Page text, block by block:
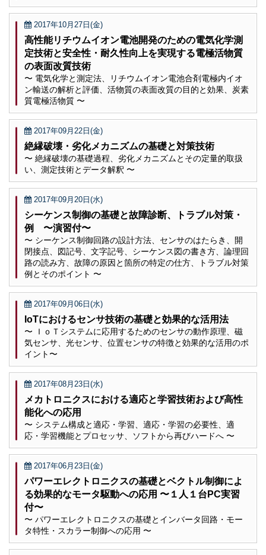
2017年10月27日(金)
高性能リチウムイオン電池開発のための電気化学測
定技術と安全性・耐久性向上を実現する電極活物質
の表面改質技術
〜 電気化学と測定法、リチウムイオン電池合剤電極内イオ
ン輸送の解析と評価、活物質の表面改質の目的と効果、炭素
質電極活物質 〜
2017年09月22日(金)
絶縁破壊・劣化メカニズムの基礎と対策技術
〜 絶縁破壊の基礎過程、劣化メカニズムとその定量的取扱
い、測定技術とデータ解釈 〜
2017年09月20日(水)
シーケンス制御の基礎と故障診断、トラブル対策・
例 〜演習付〜
〜 シーケンス制御回路の設計方法、センサのはたらき、開
閉接点、図記号、文字記号、シーケンス図の書き方、論理回
路の読み方、故障の原因と箇所の特定の仕方、トラブル対策
例とそのポイント 〜
2017年09月06日(水)
IoTにおけるセンサ技術の基礎と効果的な活用法
〜 ＩｏＴシステムに応用するためのセンサの動作原理、磁
気センサ、光センサ、位置センサの特徴と効果的な活用のポ
イント〜
2017年08月23日(水)
メカトロニクスにおける適応と学習技術および高性
能化への応用
〜 システム構成と適応・学習、適応・学習の必要性、適
応・学習機能とプロセッサ、ソフトから再びハードへ 〜
2017年06月23日(金)
パワーエレクトロニクスの基礎とベクトル制御によ
る効果的なモータ駆動への応用 〜１人１台PC実習
付〜
〜 パワーエレクトロニクスの基礎とインバータ回路・モー
タ特性・スカラー制御への応用 〜